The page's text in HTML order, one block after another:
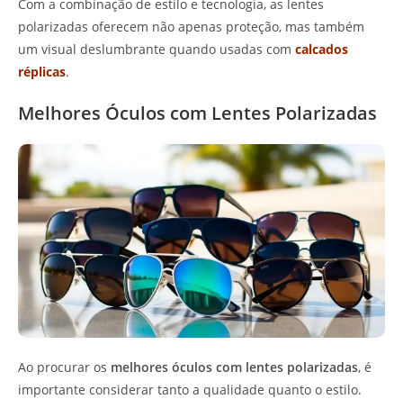
Com a combinação de estilo e tecnologia, as lentes
polarizadas oferecem não apenas proteção, mas também
um visual deslumbrante quando usadas com calcados
réplicas.
Melhores Óculos com Lentes Polarizadas
Ao procurar os melhores óculos com lentes polarizadas, é
importante considerar tanto a qualidade quanto o estilo.